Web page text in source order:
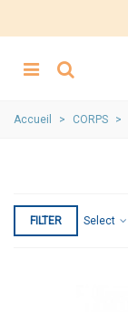
Accueil > CORPS >
FILTER Select